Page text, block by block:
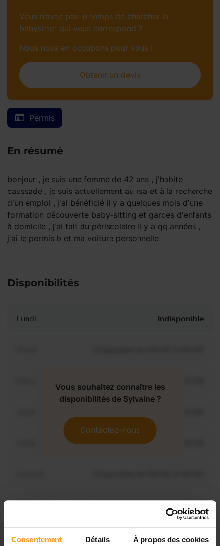
Consentement Détails À propos des cookies
Permis
En résumé
bonjour , je suis une femme de 42 ans , j'habite
caussade , je suis actuellement au rsa et à la recherche
d'un emploi , j'ai bénéficié il y a quelques mois d'une
formation découverte baby-sitting et gardes d'enfants
à domicile , j'ai fait du périscolaire il y a qq années ,
j'ai le permis b et ma voiture personnelle
Disponibilités
Lundi Indisponible
Disponible de 00:00 à 00:00
Vous souhaitez connaître les
disponibilités de Sylvaine ?
Contactez-nous
Vous n’avez pas le temps de chercher la
babysitter qui vous correspond ?
Nous nous en occupons pour vous !
Obtenir un devis